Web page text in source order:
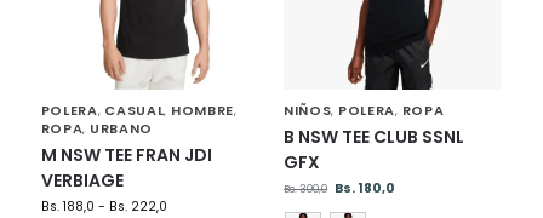
POLERA, CASUAL, HOMBRE,
ROPA, URBANO
M NSW TEE FRAN JDI
VERBIAGE
Bs.188,0 - Bs.222,0
NIÑOS, POLERA, ROPA
B NSW TEE CLUB SSNL
GFX
Bs.300,0 Bs. 180,0